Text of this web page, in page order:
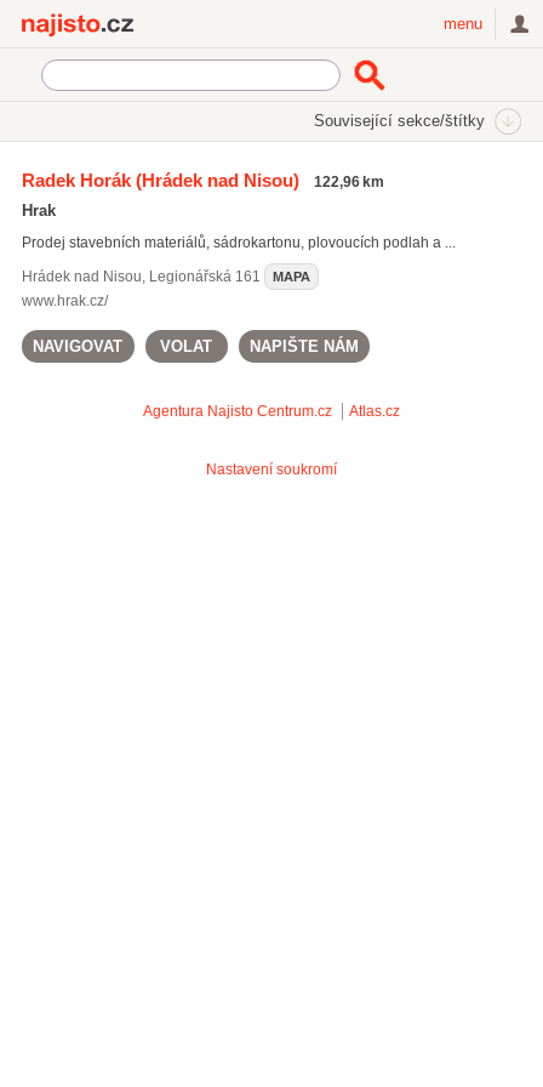
menu
Související sekce/štítky
Stavební materiály a hmoty
Radek Horák(Hrádek nad Nisou) 122,96 km
Hrak
Prodej stavebních materiálů, sádrokartonu, plovoucích podlah a ...
Hrádek nad Nisou, Legionářská 161 MAPA
www.hrak.cz/
NAVIGOVAT VOLAT NAPIŠTE NÁM
Agentura Najisto Centrum.cz Atlas.cz
Nastavení soukromí